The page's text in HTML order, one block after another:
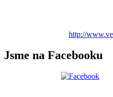
http://
Jsme na Facebooku